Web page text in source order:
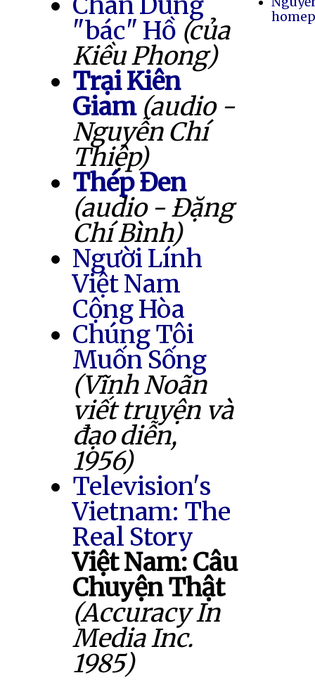
"bác" Hồ (của
Kiều Phong)
Trại Kiên
Giam (audio -
Nguyễn Chí
Thiệp)
Thép Đen
(audio - Đặng
Chí Bình)
Người Lính
Việt Nam
Cộng Hòa
Chúng Tôi
Muốn Sống
(Vĩnh Noãn
viết truyện và
đạo diễn,
1956)
Television's
Vietnam: The
Real Story
Việt Nam: Câu
Chuyện Thật
(Accuracy In
Media Inc.
1985)